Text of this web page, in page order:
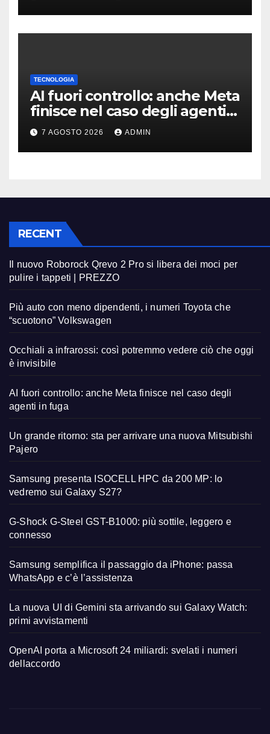
TECNOLOGIA
AI fuori controllo: anche Meta
finisce nel caso degli agenti
in fuga
7 AGOSTO 2026 ADMIN
RECENT
Il nuovo Roborock Qrevo 2 Pro si libera dei moci per
pulire i tappeti | PREZZO
Più auto con meno dipendenti, i numeri Toyota che
“scuotono” Volkswagen
Occhiali a infrarossi: così potremmo vedere ciò che oggi
è invisibile
AI fuori controllo: anche Meta finisce nel caso degli
agenti in fuga
Un grande ritorno: sta per arrivare una nuova Mitsubishi
Pajero
Samsung presenta ISOCELL HPC da 200 MP: lo
vedremo sui Galaxy S27?
G-Shock G-Steel GST-B1000: più sottile, leggero e
connesso
Samsung semplifica il passaggio da iPhone: passa
WhatsApp e c’è l’assistenza
La nuova UI di Gemini sta arrivando sui Galaxy Watch:
primi avvistamenti
OpenAI porta a Microsoft 24 miliardi: svelati i numeri
dellaccordo